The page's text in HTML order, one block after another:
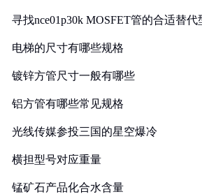
寻找nce01p30k MOSFET管的合适替代
电梯的尺寸有哪些规格
镀锌方管尺寸一般有哪些
铝方管有哪些常见规格
光线传媒参投三国的星空爆冷
横担型号对应重量
锰矿石产品化合水含量